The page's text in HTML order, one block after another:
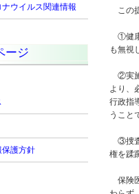
この
①健康
も無視
②実施
より、
行政指
うこと
③捜査
権を蹂
保険
ウイルス関連情報
ージ
保護方針